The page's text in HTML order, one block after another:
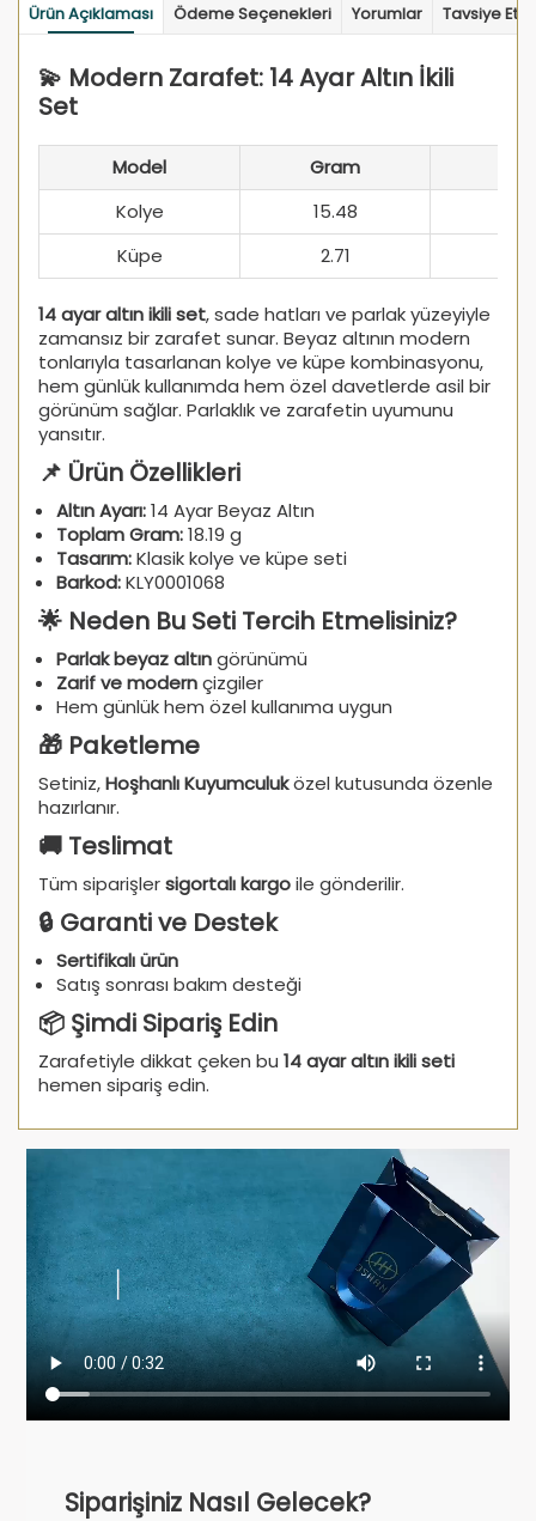
Ürün Açıklaması Ödeme Seçenekleri Yorumlar Tavsiye Et
💫 Modern Zarafet: 14 Ayar Altın İkili
Set
Model
Gram
Kolye
15.48
Küpe
2.71
14 ayar altın ikili set, sade hatları ve parlak yüzeyiyle
zamansız bir zarafet sunar. Beyaz altının modern
tonlarıyla tasarlanan kolye ve küpe kombinasyonu,
hem günlük kullanımda hem özel davetlerde asil bir
görünüm sağlar. Parlaklık ve zarafetin uyumunu
yansıtır.
📌 Ürün Özellikleri
Altın Ayarı:14 Ayar Beyaz Altın
Toplam Gram:18.19 g
Tasarım:Klasik kolye ve küpe seti
Barkod:KLY0001068
🌟 Neden Bu Seti Tercih Etmelisiniz?
Parlak beyaz altıngörünümü
Zarif ve modernçizgiler
Hem günlük hem özel kullanıma uygun
🎁 Paketleme
Setiniz,Hoşhanlı Kuyumculuközel kutusunda özenle
hazırlanır.
🚚 Teslimat
Tüm siparişlersigortalı kargoile gönderilir.
🔒 Garanti ve Destek
Sertifikalı ürün
Satış sonrası bakım desteği
📦 Şimdi Sipariş Edin
Zarafetiyle dikkat çeken bu 14 ayar altın ikili seti
hemen sipariş edin.
Siparişiniz Nasıl Gelecek?